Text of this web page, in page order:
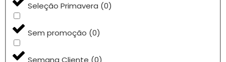
Seleção Primavera (0)
Sem promoção (0)
Semana Cliente (0)